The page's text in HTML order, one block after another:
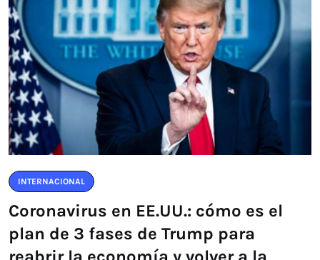
INTERNACIONAL
Coronavirus en EE.UU.: cómo es el
plan de 3 fases de Trump para